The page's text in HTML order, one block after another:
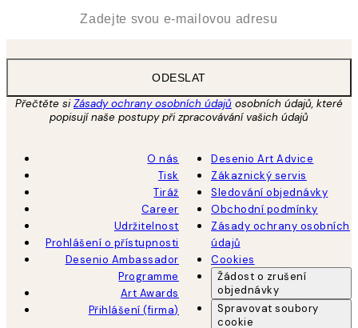
ODESLAT
Přečtěte siZásady ochrany osobních údajů osobních údajů, které
popisují naše postupy při zpracovávání vašich údajů
O nás
Tisk
Tiráž
Career
Udržitelnost
Prohlášení o přístupnosti
Desenio Ambassador
Programme
Art Awards
Přihlášení (firma)
Desenio Art Advice
Zákaznický servis
Sledování objednávky
Obchodní podmínky
Zásady ochrany osobních
údajů
Cookies
Žádost o zrušení
objednávky
Spravovat soubory
cookie